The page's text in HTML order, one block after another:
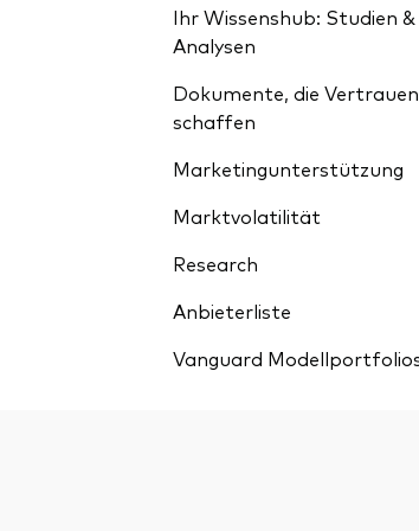
Ihr Wissenshub: Studien &
Analysen
Dokumente, die Vertrauen
schaffen
Marketingunterstützung
Marktvolatilität
Research
Anbieterliste
Vanguard